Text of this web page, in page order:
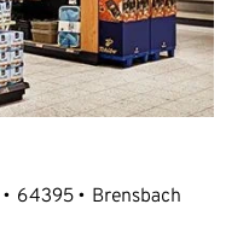
64395 Brensbach